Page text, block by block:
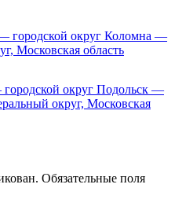
городской округ Коломна —
Московская область
округ Подольск —
округ, Московская
Обязательные поля